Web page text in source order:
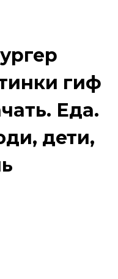
гиф
Еда.
дети,